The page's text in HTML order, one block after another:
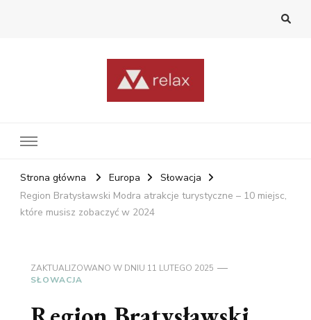
Strona główna Europa
Słowacja
Region Bratysławski Modra atrakcje turystyczne – 10 miejsc,
które musisz zobaczyć w 2024
ZAKTUALIZOWANO W DNIU 11 LUTEGO 2025
SŁOWACJA